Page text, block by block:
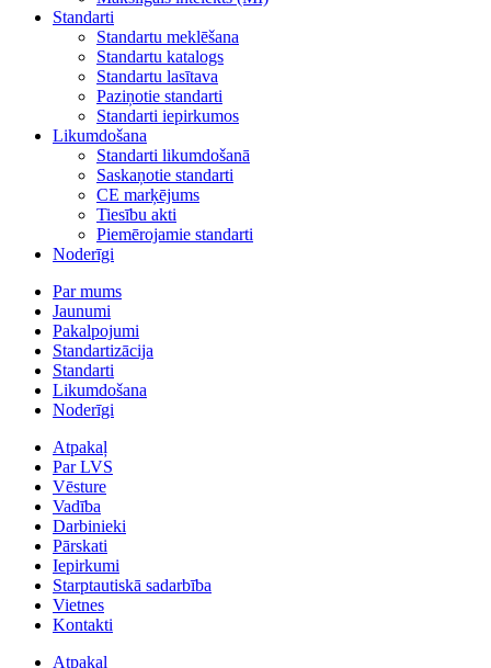
Standarti
Standartu meklēšana
Standartu katalogs
Standartu lasītava
Paziņotie standarti
Standarti iepirkumos
Likumdošana
Standarti likumdošanā
Saskaņotie standarti
CE marķējums
Tiesību akti
Piemērojamie standarti
Noderīgi
Par mums
Jaunumi
Pakalpojumi
Standartizācija
Standarti
Likumdošana
Noderīgi
Atpakaļ
Par LVS
Vēsture
Vadība
Darbinieki
Pārskati
Iepirkumi
Starptautiskā sadarbība
Vietnes
Kontakti
Atpakaļ